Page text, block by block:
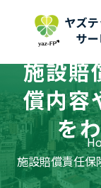
施設賠
償内容
を
施設賠償責任保